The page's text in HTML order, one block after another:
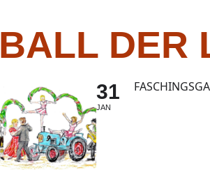
BALL DER
31
JAN